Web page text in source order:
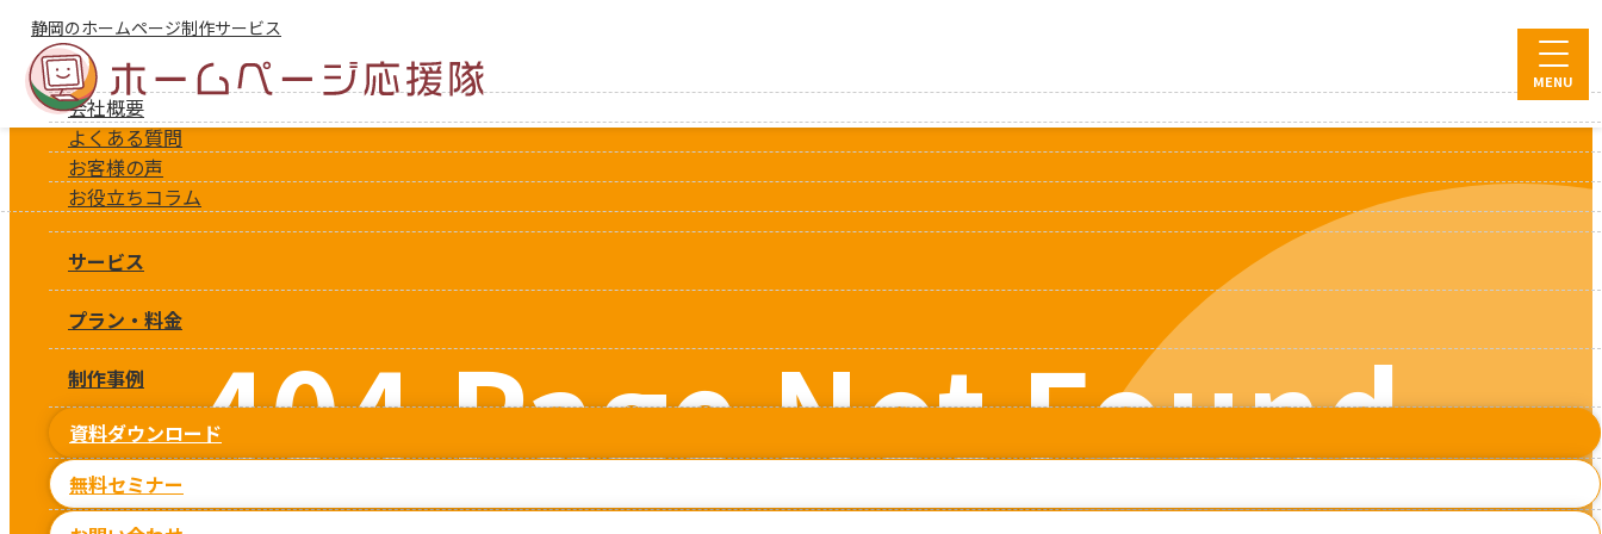
静岡のホームページ制作サービス
MENU
会社概要
よくある質問
お客様の声
お役立ちコラム
サービス
プラン・料金
制作事例
資料ダウンロード
無料セミナー 404 Page Not Found